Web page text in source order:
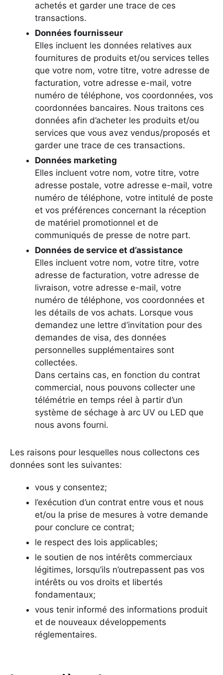
achetés et garder une trace de ces
transactions.
Données fournisseur
Elles incluent les données relatives aux
fournitures de produits et/ou services telles
que votre nom, votre titre, votre adresse de
facturation, votre adresse e-mail, votre
numéro de téléphone, vos coordonnées, vos
coordonnées bancaires. Nous traitons ces
données afin d’acheter les produits et/ou
services que vous avez vendus/proposés et
garder une trace de ces transactions.
Données marketing
Elles incluent votre nom, votre titre, votre
adresse postale, votre adresse e-mail, votre
numéro de téléphone, votre intitulé de poste
et vos préférences concernant la réception
de matériel promotionnel et de
communiqués de presse de notre part.
Données de service et d’assistance
Elles incluent votre nom, votre titre, votre
adresse de facturation, votre adresse de
livraison, votre adresse e-mail, votre
numéro de téléphone, vos coordonnées et
les détails de vos achats. Lorsque vous
demandez une lettre d’invitation pour des
demandes de visa, des données
personnelles supplémentaires sont
collectées.
Dans certains cas, en fonction du contrat
commercial, nous pouvons collecter une
télémétrie en temps réel à partir d’un
système de séchage à arc UV ou LED que
nous avons fourni.
Les raisons pour lesquelles nous collectons ces
données sont les suivantes:
vous y consentez;
l’exécution d’un contrat entre vous et nous
et/ou la prise de mesures à votre demande
pour conclure ce contrat;
le respect des lois applicables;
le soutien de nos intérêts commerciaux
légitimes, lorsqu’ils n’outrepassent pas vos
intérêts ou vos droits et libertés
fondamentaux;
vous tenir informé des informations produit
et de nouveaux développements
réglementaires.